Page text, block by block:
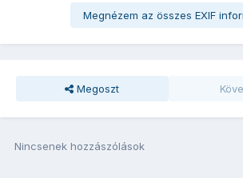
Megnézem az összes EXIF
Megoszt
Nincsenek hozzászólások